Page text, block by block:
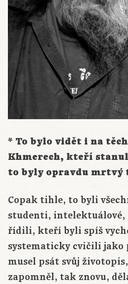
* To bylo vidět i na
Khmerech, kteří
to byly opravdu mrtvý
Copak tihle, to byli
studenti, intelektuálové,
řídili, kteří byli spíš
systematicky cvičili jako
musel psát svůj
zapomněl, tak znovu,